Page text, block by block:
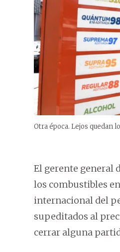
Otra época. Lejos quedan
El gerente general
los combustibles
internacional del
supeditados al
cerrar alguna